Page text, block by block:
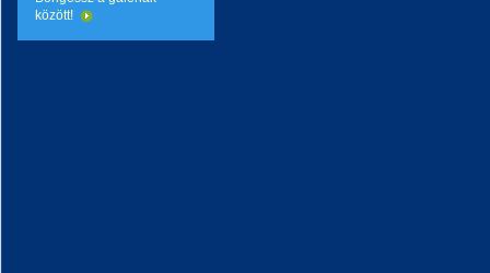
között!